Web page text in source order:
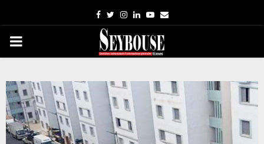
Facebook
TwitterInstagram
LinkedinYoutube
Email
PRIMARY